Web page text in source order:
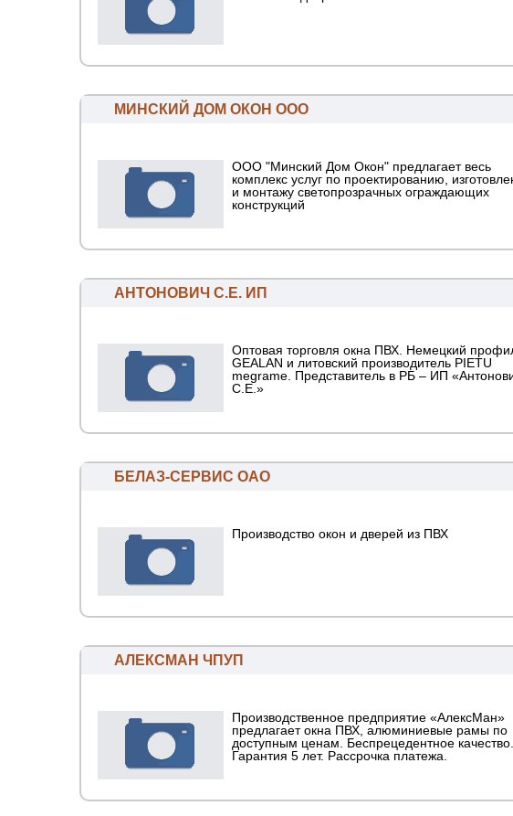
МИНСКИЙ ДОМ ОКОН ООО
ООО "Минский Дом Окон" предлагает весь
комплекс услуг по проектированию,
и монтажу светопрозрачных ограждающих
конструкций
АНТОНОВИЧ С.Е. ИП
Оптовая торговля окна ПВХ. Немецкий
GEALAN и литовский производитель PIETU
megrame. Представитель в РБ – ИП
С.Е.»
БЕЛАЗ-СЕРВИС ОАО
Производство окон и дверей из ПВХ
АЛЕКСМАН ЧПУП
Производственное предприятие «АлексМан»
предлагает окна ПВХ, алюминиевые рамы по
доступным ценам. Беспрецедентное качество.
Гарантия 5 лет. Рассрочка платежа.